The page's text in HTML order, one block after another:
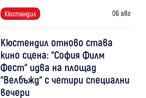
Кюстендил 06 авг
Кюстендил отново става
кино сцена: “София Филм
Фест“ идва на площад
“Велбъжд“ с четири специални
вечери